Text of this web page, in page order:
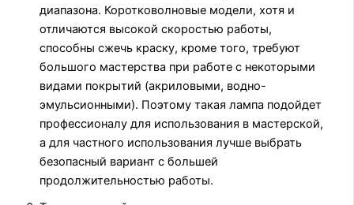
диапазона. Коротковолновые модели, хотя и
отличаются высокой скоростью работы,
способны сжечь краску, кроме того, требуют
большого мастерства при работе с некоторыми
видами покрытий (акриловыми, водно-
эмульсионными). Поэтому такая лампа подойдет
профессионалу для использования в мастерской,
а для частного использования лучше выбрать
безопасный вариант с большей
продолжительностью работы.